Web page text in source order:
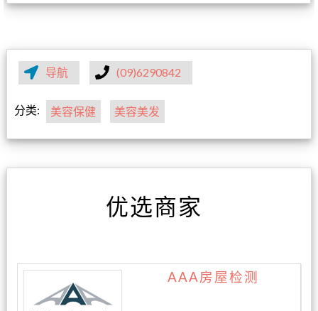
导航 (09)6290842
分类: 美容保健 美容美发
优选商家
AAA房屋检测